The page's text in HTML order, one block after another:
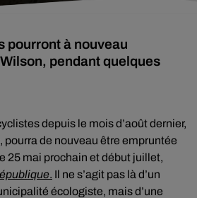
pourront à nouveau
pendant quelques
depuis le mois d’août dernier,
pourra de nouveau être empruntée
25 mai prochain et début juillet,
. Il ne s’agit pas là d’un
écologiste, mais d’une